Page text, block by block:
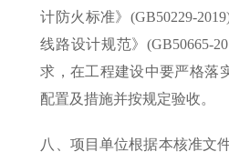
计防火标准》(GB50229-
线路设计规范》(GB50665-
求，在工程建设中要严格落
配置及措施并按规定验收。
八、项目单位根据本核准文